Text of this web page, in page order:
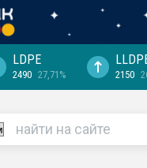
LDPE
2490 27,71% 2150